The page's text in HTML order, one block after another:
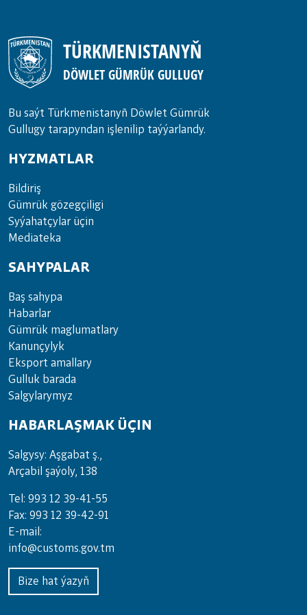
TÜRKMENISTANYŇ
DÖWLET GÜMRÜK GULLUGY
Bu saýt Türkmenistanyñ Döwlet Gümrük
Gullugy tarapyndan işlenilip taýýarlandy.
HYZMATLAR
Bil­di­riş
Güm­rük gö­zeg­çi­li­gi
Sy­ýa­hat­çy­lar ü­çin
Media­teka
SAHYPALAR
Baş sahypa
Habarlar
Gümrük maglumatlary
Kanunçylyk
Eksport amallary
Gulluk barada
Salgylarymyz
HABARLAŞMAK ÜÇIN
Salgysy: Aşgabat ş.,
Arçabil şaýoly, 138
Tel: 993 12 39-41-55
Fax: 993 12 39-42-91
E-mail:
info@customs.gov.tm
Bize hat ýazyň